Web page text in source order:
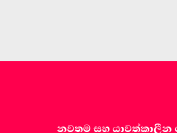
නවතම සහ යාවත්කාලීන